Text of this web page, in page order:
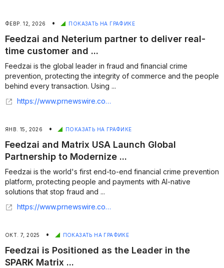
ФЕВР. 12, 2026 • ПОКАЗАТЬ НА ГРАФИКЕ
Feedzai and Neterium partner to deliver real-
time customer and ...
Feedzai is the global leader in fraud and financial crime
prevention, protecting the integrity of commerce and the people
behind every transaction. Using ...
https://www.prnewswire.com/news-releases/feedzai-and-neterium-partner-to-deliver-real-time-customer-and-transaction-screening-302685779.html
ЯНВ. 15, 2026 • ПОКАЗАТЬ НА ГРАФИКЕ
Feedzai and Matrix USA Launch Global
Partnership to Modernize ...
Feedzai is the world's first end-to-end financial crime prevention
platform, protecting people and payments with AI-native
solutions that stop fraud and ...
https://www.prnewswire.com/news-releases/feedzai-and-matrix-usa-launch-global-partnership-to-modernize-financial-crime-prevention-with-ai-native-defenses-302661583.html
ОКТ. 7, 2025 • ПОКАЗАТЬ НА ГРАФИКЕ
Feedzai is Positioned as the Leader in the
SPARK Matrix ...